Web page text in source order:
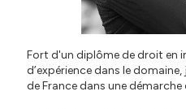
Fort d'un diplôme de droit en
d’expérience dans le
de France dans une démarche